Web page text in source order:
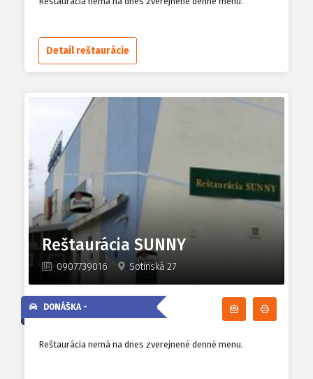
Detail reštaurácie
Reštaurácia SUNNY
0907739016 Sotinská 27
Odoberať
DONÁŠKA -
Reštaurácia nemá na dnes zverejnené denné menu.